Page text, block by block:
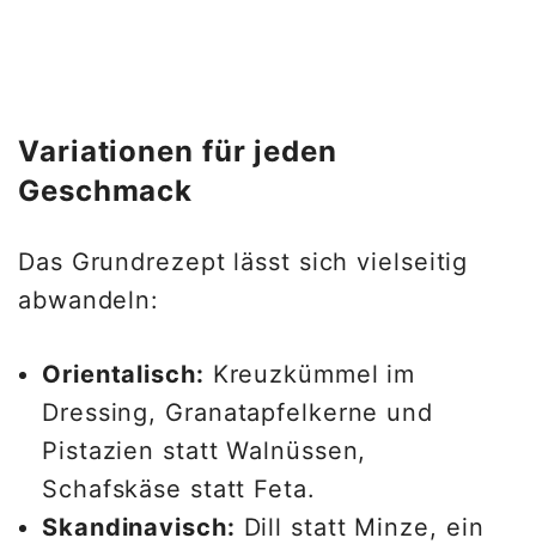
Variationen für jeden
Geschmack
Das Grundrezept lässt sich vielseitig
abwandeln:
Orientalisch: Kreuzkümmel im
Dressing, Granatapfelkerne und
Pistazien statt Walnüssen,
Schafskäse statt Feta.
Skandinavisch: Dill statt Minze, ein